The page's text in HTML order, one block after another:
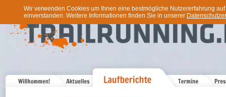
Wir verwenden Cookies um Ihnen eine bestmögliche Nutzererfahrung
einverstanden. Weitere Informationen finden Sie in unserer